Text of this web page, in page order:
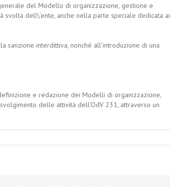
del Modello di organizzazione, gestione e
dell\’ente, anche nella parte speciale dedicata ai
sanzione interdittiva, nonché all’introduzione di una
e redazione dei Modelli di organizzazione,
delle attività dell’OdV 231, attraverso un